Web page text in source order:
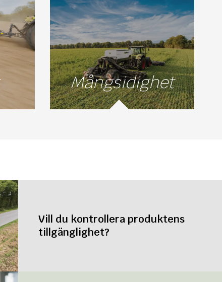
Mångsidighet
Vill du kontrollera produktens
tillgänglighet?